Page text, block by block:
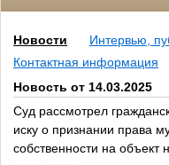
Новости
Интервью,
Контактная информация
Новость от 14.03.2025
Суд рассмотрел
иску о признании права
собственности на объект